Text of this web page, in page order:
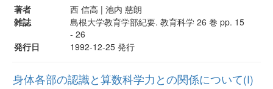
著者
西 信高 | 池内 慈朗
雑誌
島根大学教育学部紀要. 教育科学 26 巻 pp. 15
- 26
発行日
1992-12-25 発行
身体各部の認識と算数科学力との関係について(I)